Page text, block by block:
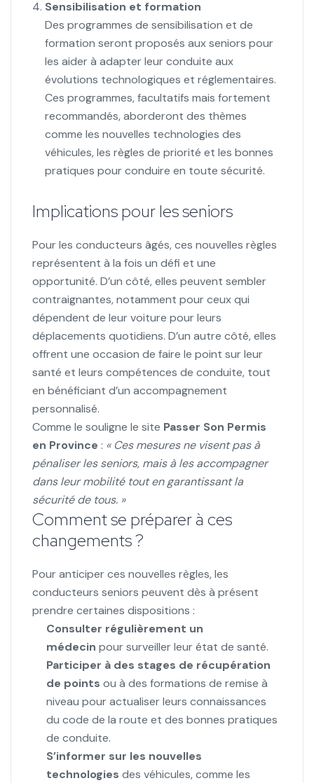
Sensibilisation et formation
Des programmes de sensibilisation et de
formation seront proposés aux seniors pour
les aider à adapter leur conduite aux
évolutions technologiques et réglementaires.
Ces programmes, facultatifs mais fortement
recommandés, aborderont des thèmes
comme les nouvelles technologies des
véhicules, les règles de priorité et les bonnes
pratiques pour conduire en toute sécurité.
Implications pour les seniors
Pour les conducteurs âgés, ces nouvelles règles
représentent à la fois un défi et une
opportunité. D’un côté, elles peuvent sembler
contraignantes, notamment pour ceux qui
dépendent de leur voiture pour leurs
déplacements quotidiens. D’un autre côté, elles
offrent une occasion de faire le point sur leur
santé et leurs compétences de conduite, tout
en bénéficiant d’un accompagnement
personnalisé.
Comme le souligne le site Passer Son Permis
en Province : « Ces mesures ne visent pas à
pénaliser les seniors, mais à les accompagner
dans leur mobilité tout en garantissant la
sécurité de tous. »
Comment se préparer à ces
changements ?
Pour anticiper ces nouvelles règles, les
conducteurs seniors peuvent dès à présent
prendre certaines dispositions :
Consulter régulièrement un
médecin pour surveiller leur état de santé.
Participer à des stages de récupération
de points ou à des formations de remise à
niveau pour actualiser leurs connaissances
du code de la route et des bonnes pratiques
de conduite.
S’informer sur les nouvelles
technologies des véhicules, comme les